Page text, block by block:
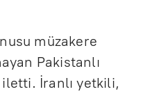
müzakere
Pakistanlı
İranlı yetkili,